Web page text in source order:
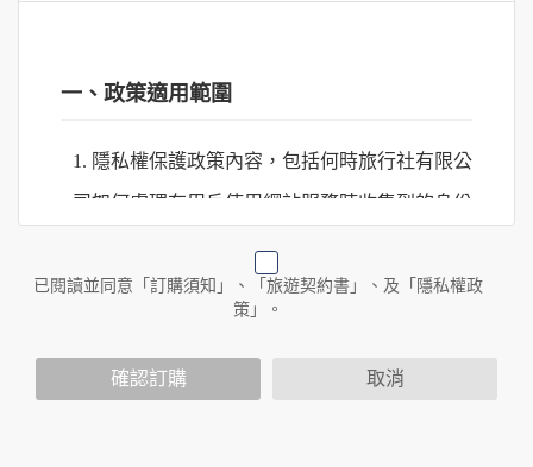
一、政策適用範圍
1. 隱私權保護政策內容，包括何時旅行社有限公
司如何處理在用戶使用網站服務時收集到的身份
份識別資料。
以外的公司 or 網站群，與非何時旅行社有限公
已閱讀並同意「訂購須知」、「旅遊契約書」、及「隱私權政
策」。
確認訂購 取消